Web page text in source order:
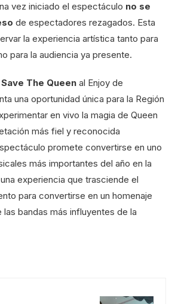
vez iniciado el espectáculo no se
de espectadores rezagados. Esta
la experiencia artística tanto para
para la audiencia ya presente.
The Queen al Enjoy de
una oportunidad única para la Región
en vivo la magia de Queen
más fiel y reconocida
promete convertirse en uno
más importantes del año en la
experiencia que trasciende el
para convertirse en un homenaje
las bandas más influyentes de la